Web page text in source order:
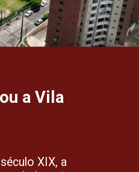
a Vila
XIX, a